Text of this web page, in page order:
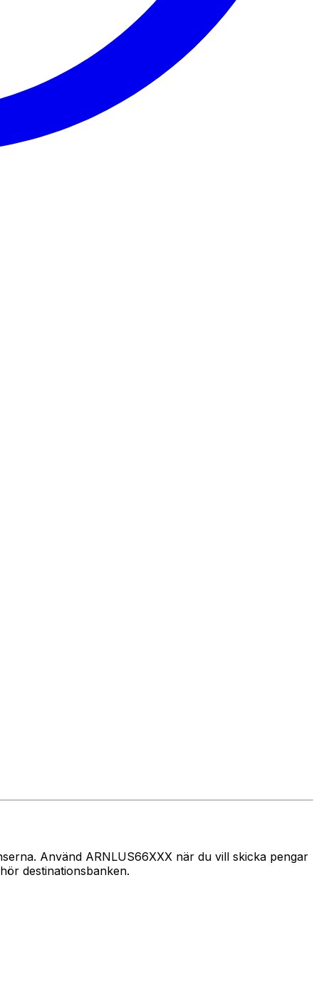
Använd ARNLUS66XXX när du vill skicka pengar
destinationsbanken.